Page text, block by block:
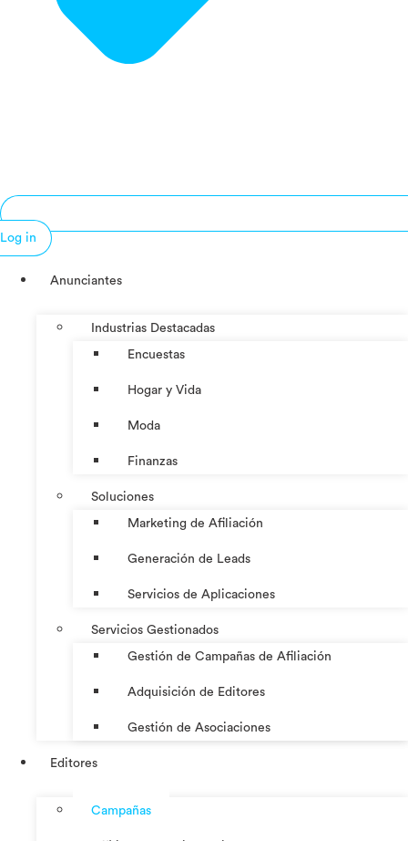
Log in
Anunciantes
Industrias Destacadas
Encuestas
Hogar y Vida
Moda
Finanzas
Soluciones
Marketing de Afiliación
Generación de Leads
Servicios de Aplicaciones
Servicios Gestionados
Gestión de Campañas de Afiliación
Adquisición de Editores
Gestión de Asociaciones
Editores
Campañas